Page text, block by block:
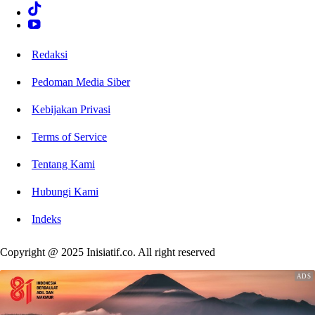
Redaksi
Pedoman Media Siber
Kebijakan Privasi
Terms of Service
Tentang Kami
Hubungi Kami
Indeks
Copyright @ 2025 Inisiatif.co. All right reserved